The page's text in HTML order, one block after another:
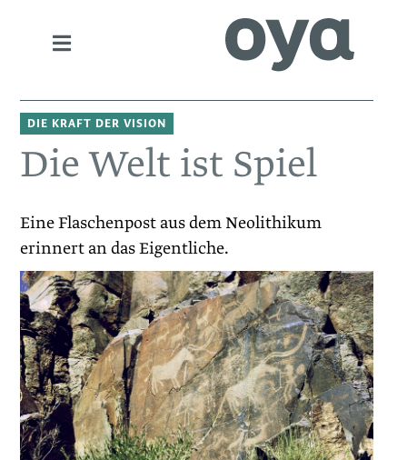
DIE KRAFT DER VISION
Die Welt ist Spiel
Eine Flaschenpost aus dem Neolithikum
erinnert an das Eigentliche.